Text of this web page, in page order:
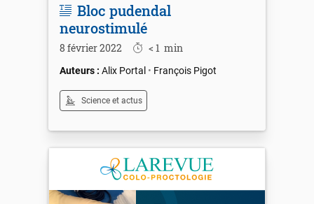
Bloc pudendal
neurostimulé
8 février 2022 < 1 min
Alix Portal François Pigot
Science et actus